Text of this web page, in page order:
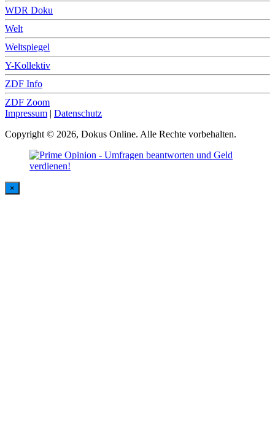
WDR Doku
Welt
Weltspiegel
Y-Kollektiv
ZDF Info
ZDF Zoom
Impressum | Datenschutz
Copyright © 2026, Dokus Online. Alle Rechte vorbehalten.
×